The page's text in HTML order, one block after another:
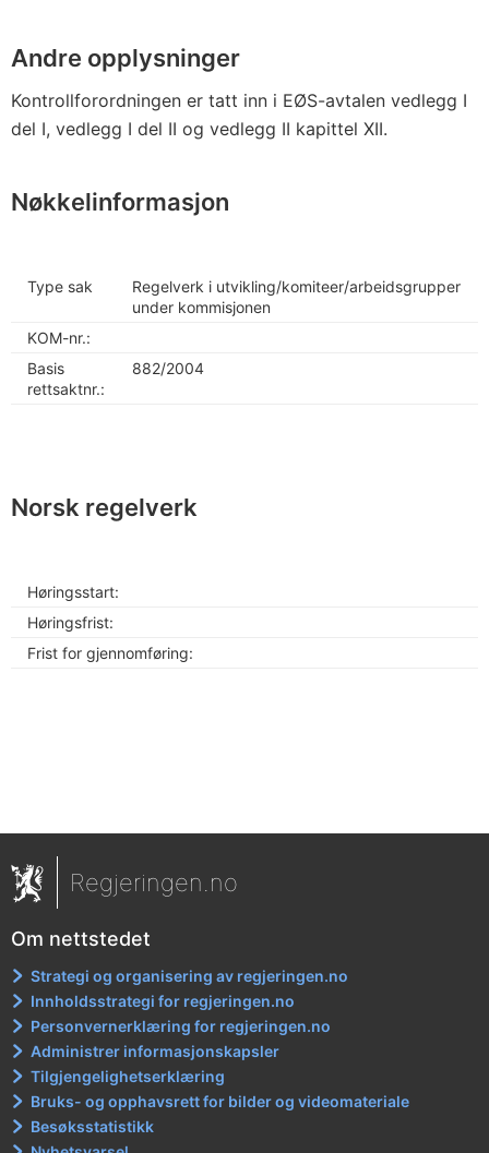
Andre opplysninger
Kontrollforordningen er tatt inn i EØS-avtalen vedlegg I
del I, vedlegg I del II og vedlegg II kapittel XII.
Nøkkelinformasjon
Type sak
Regelverk i utvikling/komiteer/arbeidsgrupper
under kommisjonen
KOM-nr.:
Basis
rettsaktnr.:
882/2004
Norsk regelverk
Høringsstart:
Høringsfrist:
Frist for gjennomføring:
Regjeringen.no
Om nettstedet
Strategi og organisering av regjeringen.no
Innholdsstrategi for regjeringen.no
Personvernerklæring for regjeringen.no
Administrer informasjonskapsler
Tilgjengelighetserklæring
Bruks- og opphavsrett for bilder og videomateriale
Besøksstatistikk